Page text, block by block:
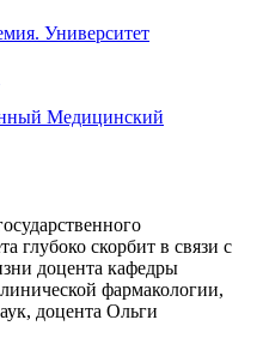
Университет
Медицинский
глубоко скорбит в связи с
доцента кафедры
фармакологии,
доцента Ольги